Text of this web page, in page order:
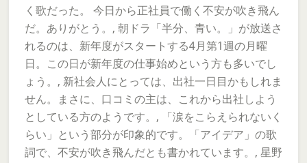
く歌だった。 今日から正社員で働く不安が吹き飛ん
だ。ありがとう。, 朝ドラ「半分、青い。」が放送さ
れるのは、新年度がスタートする4月第1週の月曜
日。この日が新年度の仕事始めという方も多いでし
ょう。, 新社会人にとっては、出社一日目かもしれま
せん。まさに、口コミの主は、これから出社しよう
としている方のようです。, 「涙をこらえられないく
らい」という部分が印象的です。「アイデア」の歌
詞で、不安が吹き飛んだとも書かれています。, 星野